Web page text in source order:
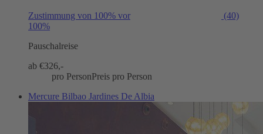
Zustimmung von 100% vor
(40)
100%
Pauschalreise
ab €326,-
pro PersonPreis pro Person
Mercure Bilbao Jardines De Albia